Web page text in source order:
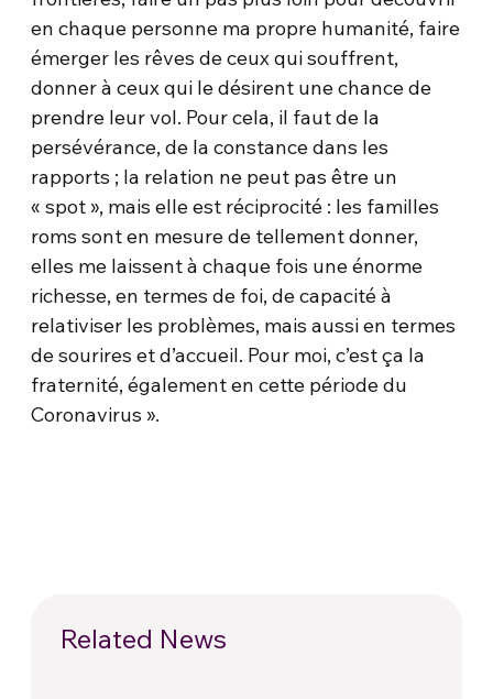
en chaque personne ma propre humanité, faire
émerger les rêves de ceux qui souffrent,
donner à ceux qui le désirent une chance de
prendre leur vol. Pour cela, il faut de la
persévérance, de la constance dans les
rapports ; la relation ne peut pas être un
« spot », mais elle est réciprocité : les familles
roms sont en mesure de tellement donner,
elles me laissent à chaque fois une énorme
richesse, en termes de foi, de capacité à
relativiser les problèmes, mais aussi en termes
de sourires et d’accueil. Pour moi, c’est ça la
fraternité, également en cette période du
Coronavirus ».
Related News